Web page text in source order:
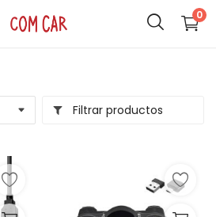
0
Filtrar productos